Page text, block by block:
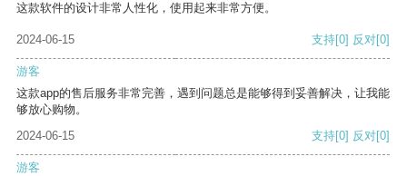
这款软件的设计非常人性化，使用起来非常方便。
2024-06-15 支持[0] 反对[0]
游客
这款app的售后服务非常完善，遇到问题总是能够得到妥善解决，让我能
够放心购物。
2024-06-15
支持[0] 反对[0]
游客